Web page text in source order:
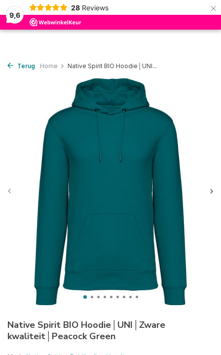
9,6
28 Reviews ×
0
Terug Home Native Spirit BIO Hoodie│UNI...
Native Spirit BIO Hoodie│UNI│Zware
kwaliteit│Peacock Green